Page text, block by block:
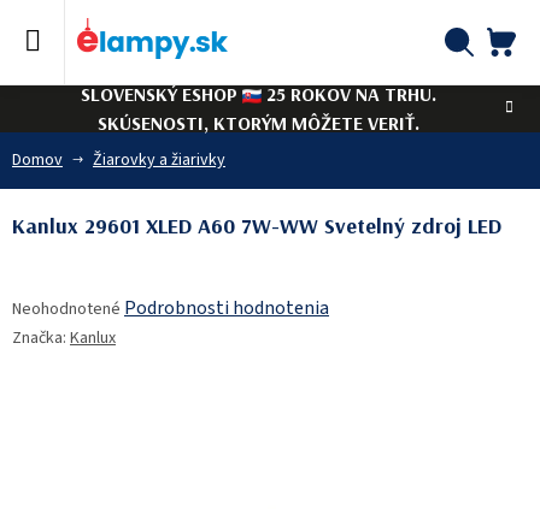
SLOVENSKÝ ESHOP
25 ROKOV NA TRHU.
SKÚSENOSTI, KTORÝM MÔŽETE VERIŤ.
Domov Žiarovky a žiarivky
Kanlux 29601 XLED A60 7W-WW Svetelný zdroj LED
hodnotenie
produktu
Neohodnotené Podrobnosti hodnotenia
Značka: Kanlux